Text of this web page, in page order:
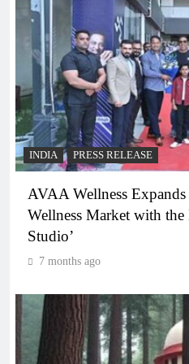
INDIA PRESS RELEASE
AVAA Wellness
Wellness Market with the
Studio’
7 months ago